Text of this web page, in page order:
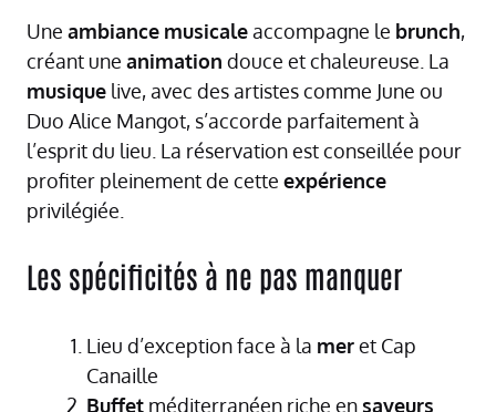
Une ambiance musicaleaccompagne le brunch,
créant une animation douce et chaleureuse. La
musique live, avec des artistes comme June ou
Duo Alice Mangot, s’accorde parfaitement à
l’esprit du lieu. La réservation est conseillée pour
profiter pleinement de cette expérience
privilégiée.
Les spécificités à ne pas manquer
Lieu d’exception face à la meret Cap
Canaille
Buffet méditerranéen riche en saveurs